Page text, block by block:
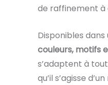
de raffinement à
Disponibles
couleurs, motifs
s’adaptent à
qu’il s’agisse